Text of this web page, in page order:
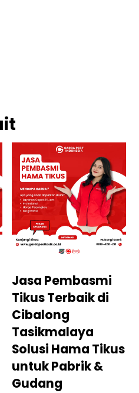
Jasa Pembasmi
Tikus Terbaik di
Cibalong
Tasikmalaya
Solusi Hama Tikus
untuk Pabrik &
Gudang